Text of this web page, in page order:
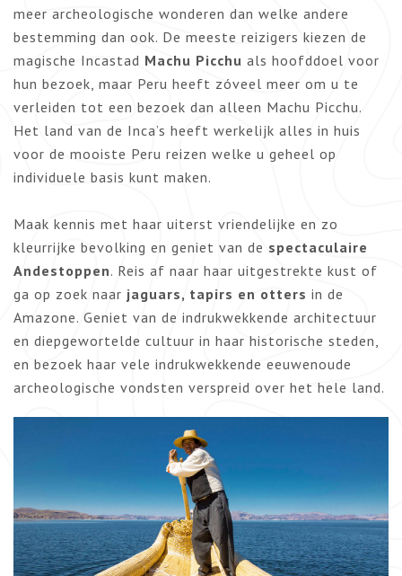
meer archeologische wonderen dan welke andere
bestemming dan ook. De meeste reizigers kiezen de
magische Incastad Machu Picchu als hoofddoel voor
hun bezoek, maar Peru heeft zóveel meer om u te
verleiden tot een bezoek dan alleen Machu Picchu.
Het land van de Inca’s heeft werkelijk alles in huis
voor de mooiste Peru reizen welke u geheel op
individuele basis kunt maken.
Maak kennis met haar uiterst vriendelijke en zo
kleurrijke bevolking en geniet van de spectaculaire
Andestoppen. Reis af naar haar uitgestrekte kust of
ga op zoek naar jaguars, tapirs en otters in de
Amazone. Geniet van de indrukwekkende architectuur
en diepgewortelde cultuur in haar historische steden,
en bezoek haar vele indrukwekkende eeuwenoude
archeologische vondsten verspreid over het hele land.